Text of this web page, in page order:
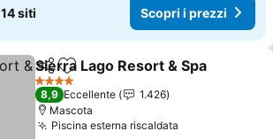
14 siti Scopri i prezzi
CondividiAggiungi ai preferiti
Sierra Lago Resort & Spa
4 Stelle
8,9 Eccellente
1.426
Mascota
Piscina esterna riscaldata